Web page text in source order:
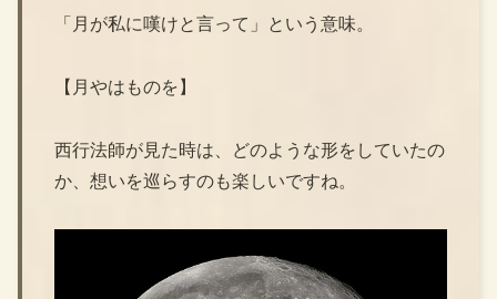
「月が私に嘆けと言って」という意味。
【月やはものを】
西行法師が見た時は、どのような形をしていたの
か、想いを巡らすのも楽しいですね。